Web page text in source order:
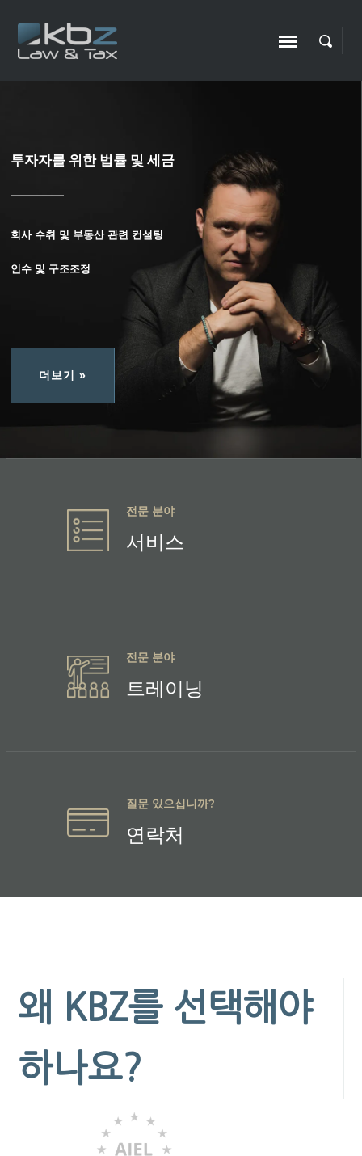
회사를 위한 세금 계획 및 비용
여러 회사를 경영한 경험, 신용 및 세계적인 외국 재단
전문 분야
서비스
전문 분야
트레이닝
질문 있으십니까?
연락처
왜 KBZ를 선택해야
하나요?